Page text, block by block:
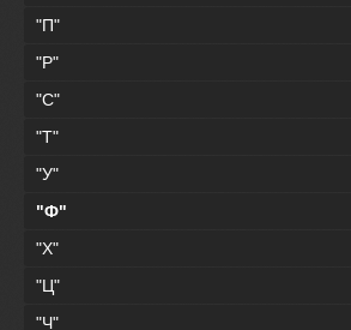
"П"
"Р"
"С"
"Т"
"У"
"Ф"
"Х"
"Ц"
"Ч"